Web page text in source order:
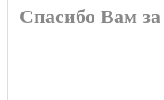
Спасибо Вам